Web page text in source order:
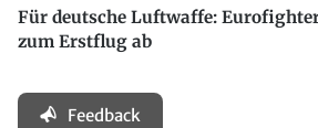
Für deutsche Luftwaffe:
zum Erstflug ab
Feedback